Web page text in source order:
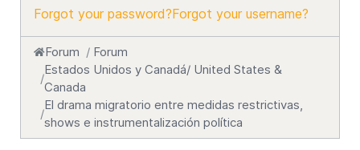
Forgot your password?Forgot your username?
Forum
Forum
Estados Unidos y Canadá/ United States &
Canada
El drama migratorio entre medidas restrictivas,
shows e instrumentalización política